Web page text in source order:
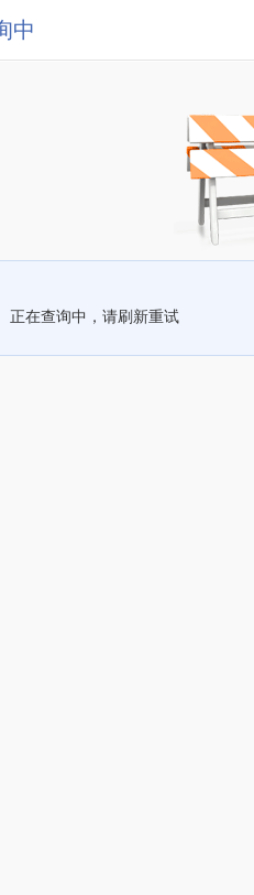
中
正在查询中，请刷新重试